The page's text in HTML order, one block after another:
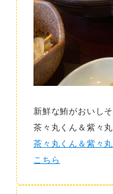
新鮮な鮪がおいしそ
茶々丸くん＆紫々
茶々丸くん＆紫々
こちら